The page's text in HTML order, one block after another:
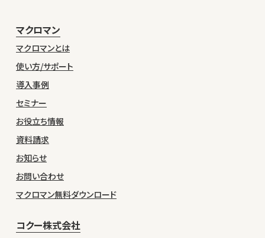
マクロマン
マクロマンとは
使い方/サポート
導入事例
セミナー
お役立ち情報
資料請求
お知らせ
お問い合わせ
マクロマン無料ダウンロード
コクー株式会社